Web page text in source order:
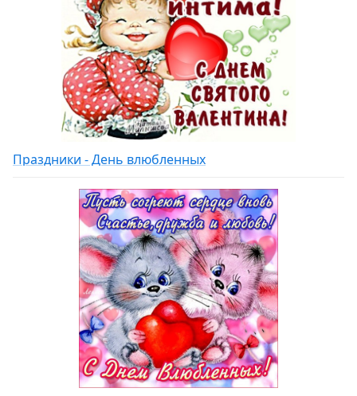
Праздники - День влюбленных